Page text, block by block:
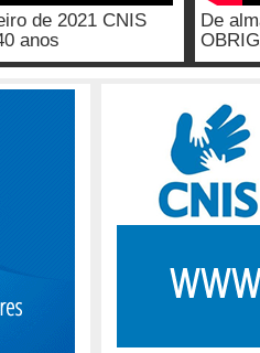
de 2021 CNIS
anos
De